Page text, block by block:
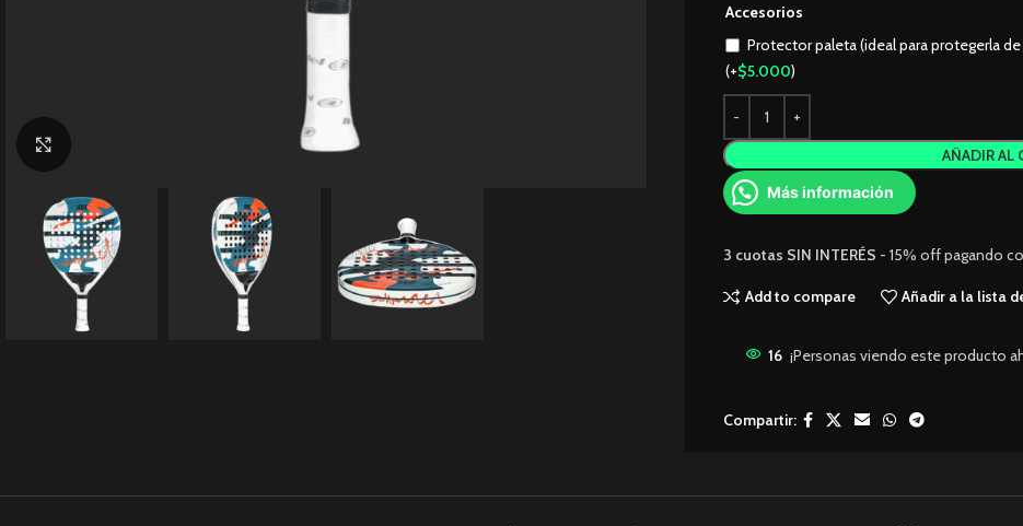
Accesorios
Protector paleta (ideal para protegerla
(+$5.000)
AÑADIR AL
Más información
3 cuotas SIN INTERÉS - 15% off pagando
Add to compare Añadir a la lista
16 ¡Personas viendo este producto
Compartir: